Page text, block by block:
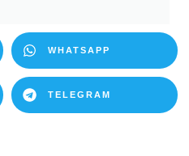
WHATSAPP
TELEGRAM